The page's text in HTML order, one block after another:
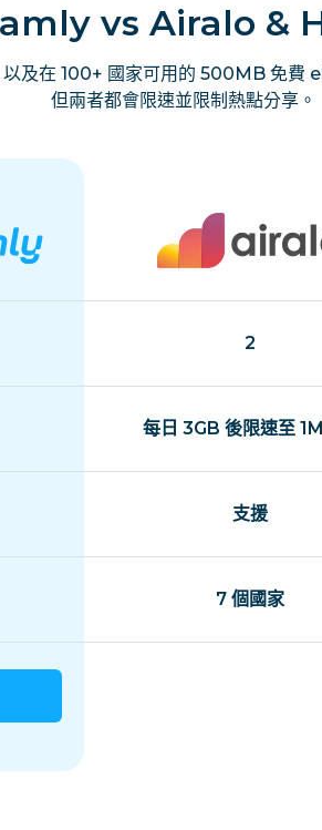
vs Airalo &
及在 100+ 國家可用的 500MB 免費
但兩者都會限速並限制熱點分享。
2
每日 3GB 後限速至
支援
7 個國家